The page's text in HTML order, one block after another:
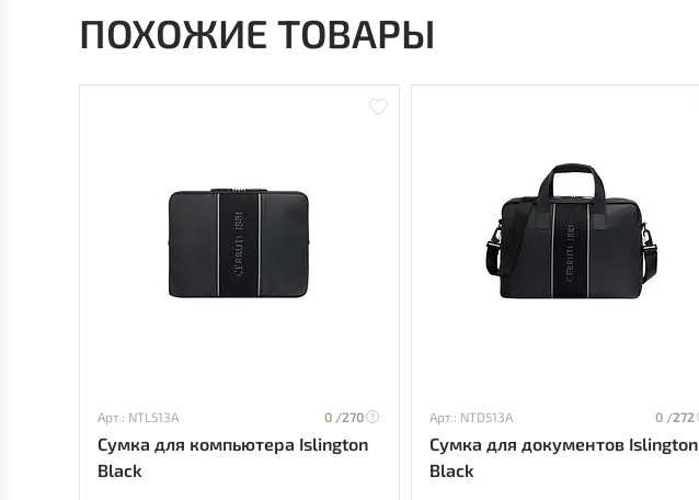
ПОХОЖИЕ ТОВАРЫ
Арт.: NTL513A 0 /270
Сумка для компьютера Islington
Black
Арт.: NTD513A 0 /272
Сумка для документов Islington
Black